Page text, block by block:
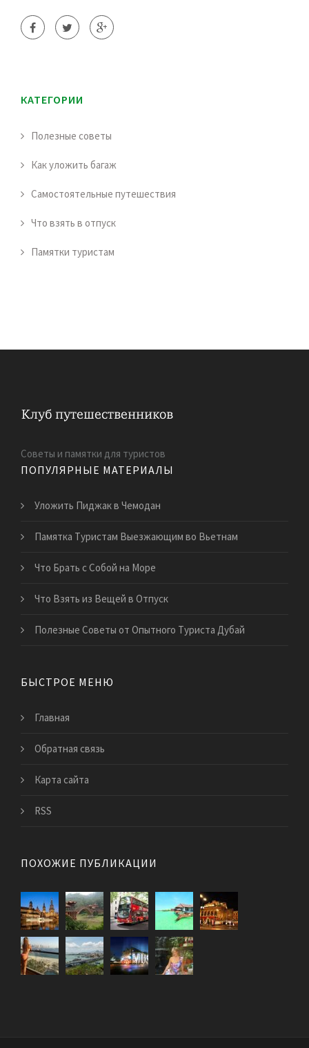
КАТЕГОРИИ
Полезные советы
Как уложить багаж
Самостоятельные путешествия
Что взять в отпуск
Памятки туристам
Советы и памятки для туристов
ПОПУЛЯРНЫЕ МАТЕРИАЛЫ
Уложить Пиджак в Чемодан
Памятка Туристам Выезжающим во Вьетнам
Что Брать с Собой на Море
Что Взять из Вещей в Отпуск
Полезные Советы от Опытного Туриста Дубай
БЫСТРОЕ МЕНЮ
Главная
Обратная связь
Карта сайта
RSS
ПОХОЖИЕ ПУБЛИКАЦИИ